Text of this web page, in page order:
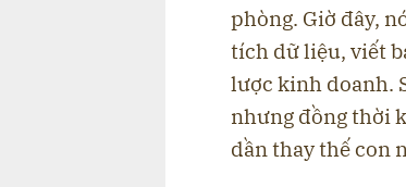
phòng. Giờ đây,
tích dữ liệu, viết
lược kinh doanh.
nhưng đồng thời
dần thay thế con